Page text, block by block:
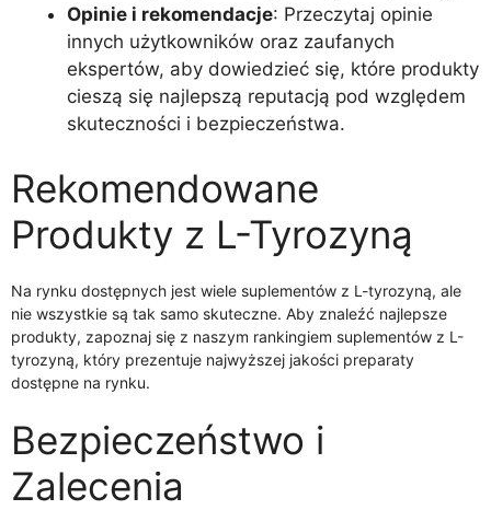
Opinie i rekomendacje: Przeczytaj opinie
innych użytkowników oraz zaufanych
ekspertów, aby dowiedzieć się, które produkty
cieszą się najlepszą reputacją pod względem
skuteczności i bezpieczeństwa.
Rekomendowane
Produkty z L-Tyrozyną
Na rynku dostępnych jest wiele suplementów z L-tyrozyną, ale
nie wszystkie są tak samo skuteczne. Aby znaleźć najlepsze
produkty, zapoznaj się z naszym rankingiem suplementów z L-
tyrozyną, który prezentuje najwyższej jakości preparaty
dostępne na rynku.
Bezpieczeństwo i
Zalecenia